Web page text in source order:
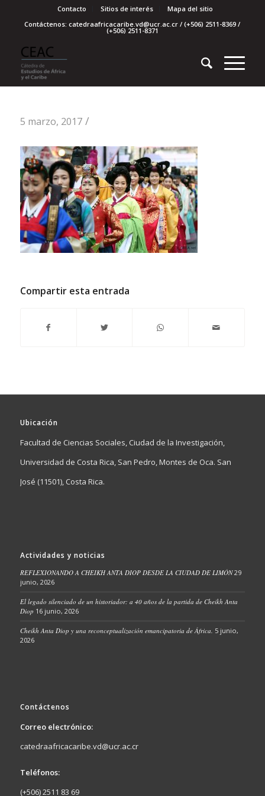
Contacto Sitios de interés
Mapa del sitio
Contáctenos: catedraafricacaribe.vd@ucr.ac.cr / (+506) 2511-8369 /
(+506) 2511-8371
5 marzo, 2017 /
Compartir esta entrada
Ubicación
Facultad de Ciencias Sociales, Ciudad de la Investigación,
Universidad de Costa Rica, San Pedro, Montes de Oca. San
José (11501), Costa Rica.
Actividades y noticias
REFLEXIONANDO A CHEIKH ANTA DIOP DESDE LA CIUDAD DE LIMÓN 29
junio, 2026
El legado silenciado de un historiador: a 40 años de la partida de Cheikh Anta
Diop 16 junio, 2026
Cheikh Anta Diop y una reconceptualización emancipatoria de África. 5 junio,
2026
Contáctenos
Correo electrónico:
catedraafricacaribe.vd@ucr.ac.cr
Teléfonos:
(+506) 2511 83 69